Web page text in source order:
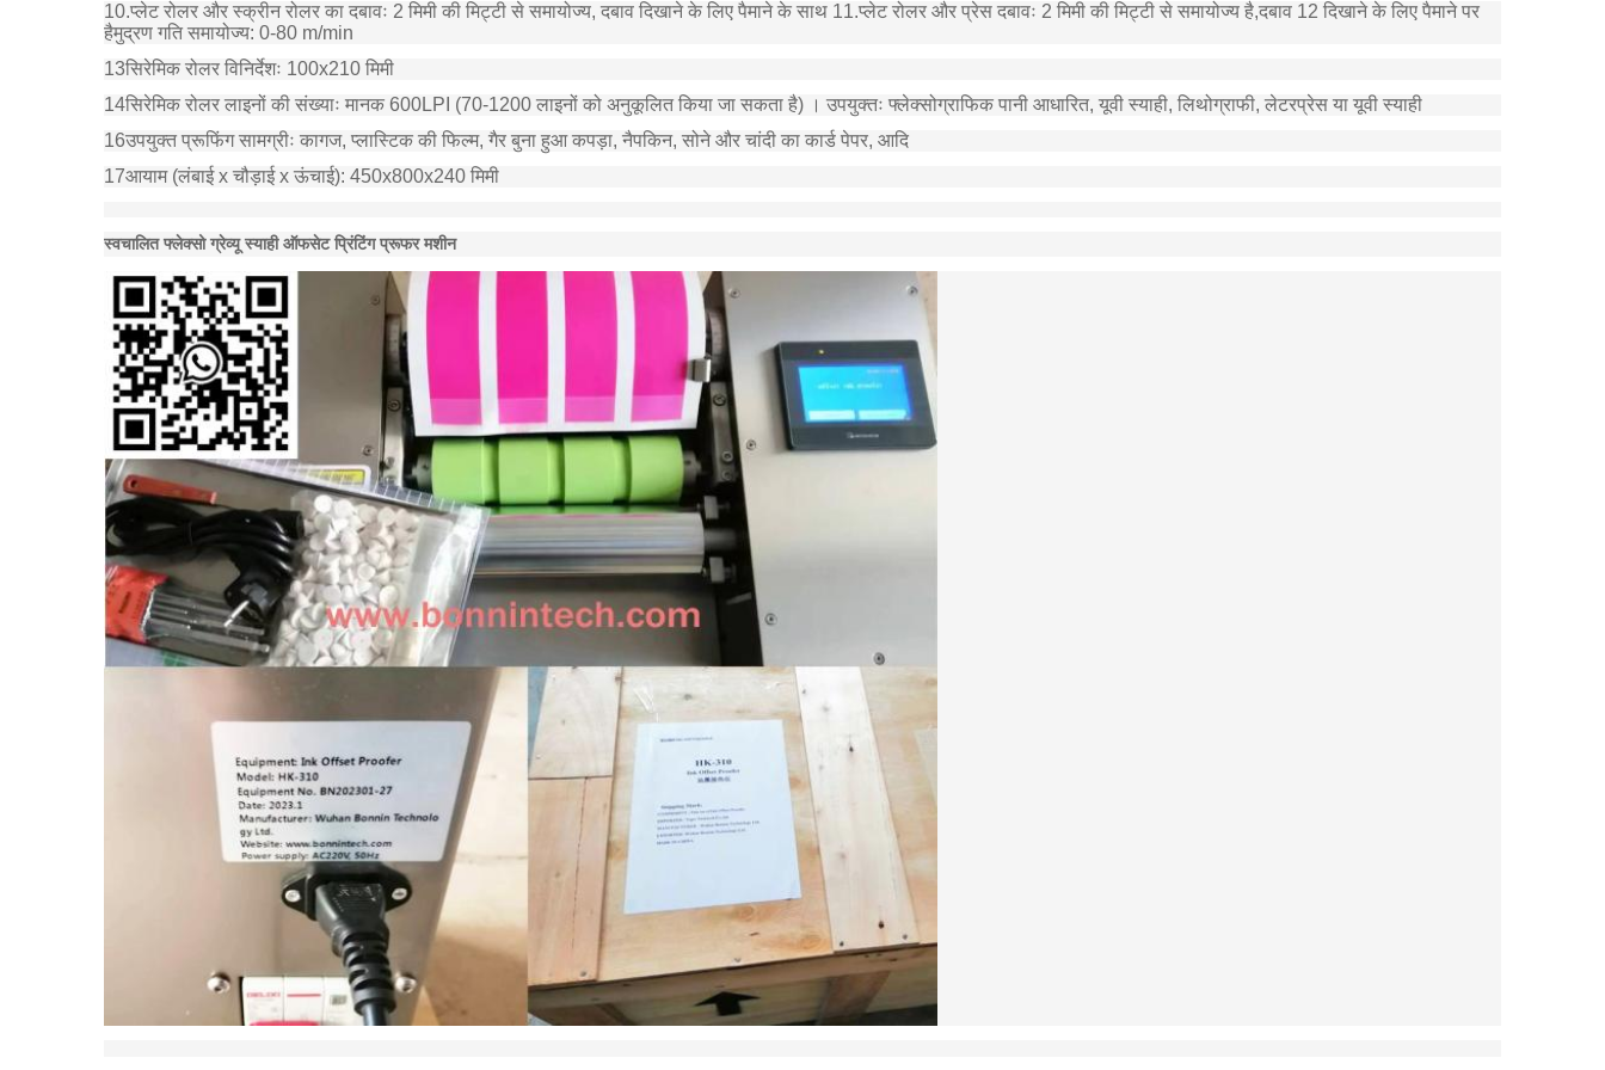
10.प्लेट रोलर और स्क्रीन रोलर का दबावः 2 मिमी की मिट्टी से समायोज्य, दबाव दिखाने के लिए पैमाने के साथ 11.प्लेट रोलर और प्रेस दबावः 2 मिमी की मिट्टी से समायोज्य है,दबाव 12 दिखाने के लिए पैमाने पर
हैमुद्रण गति समायोज्य: 0-80 m/min
13सिरेमिक रोलर विनिर्देशः 100x210 मिमी
14सिरेमिक रोलर लाइनों की संख्याः मानक 600LPI (70-1200 लाइनों को अनुकूलित किया जा सकता है) । उपयुक्तः फ्लेक्सोग्राफिक पानी आधारित, यूवी स्याही, लिथोग्राफी, लेटरप्रेस या यूवी स्याही
16उपयुक्त प्रूफिंग सामग्रीः कागज, प्लास्टिक की फिल्म, गैर बुना हुआ कपड़ा, नैपकिन, सोने और चांदी का कार्ड पेपर, आदि
17आयाम (लंबाई x चौड़ाई x ऊंचाई): 450x800x240 मिमी
स्वचालित फ्लेक्सो ग्रेव्यू स्याही ऑफसेट प्रिंटिंग प्रूफर मशीन